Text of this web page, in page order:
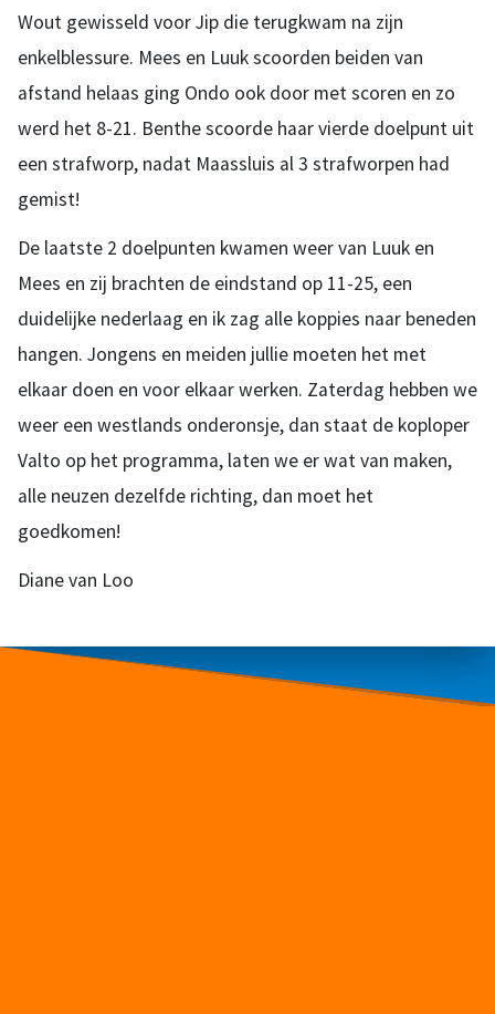
Wout gewisseld voor Jip die terugkwam na zijn
enkelblessure. Mees en Luuk scoorden beiden van
afstand helaas ging Ondo ook door met scoren en zo
werd het 8-21. Benthe scoorde haar vierde doelpunt uit
een strafworp, nadat Maassluis al 3 strafworpen had
gemist!
De laatste 2 doelpunten kwamen weer van Luuk en
Mees en zij brachten de eindstand op 11-25, een
duidelijke nederlaag en ik zag alle koppies naar beneden
hangen. Jongens en meiden jullie moeten het met
elkaar doen en voor elkaar werken. Zaterdag hebben we
weer een westlands onderonsje, dan staat de koploper
Valto op het programma, laten we er wat van maken,
alle neuzen dezelfde richting, dan moet het
goedkomen!
Diane van Loo